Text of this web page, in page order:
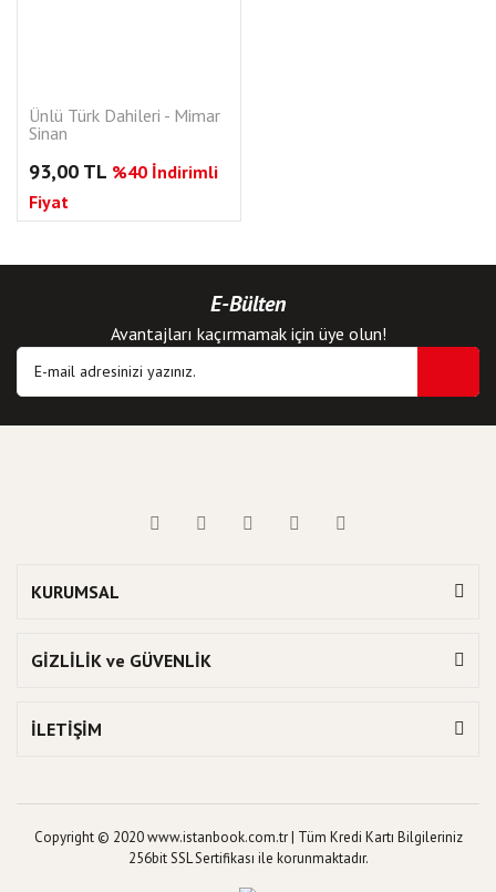
Ünlü Türk Dahileri - Mimar
Sinan
93,00 TL %40 İndirimli
Fiyat
E-Bülten
Avantajları kaçırmamak için üye olun!
KURUMSAL
GİZLİLİK ve GÜVENLİK
İLETİŞİM
Copyright © 2020 www.istanbook.com.tr | Tüm Kredi Kartı Bilgileriniz
256bit SSL Sertifikası ile korunmaktadır.